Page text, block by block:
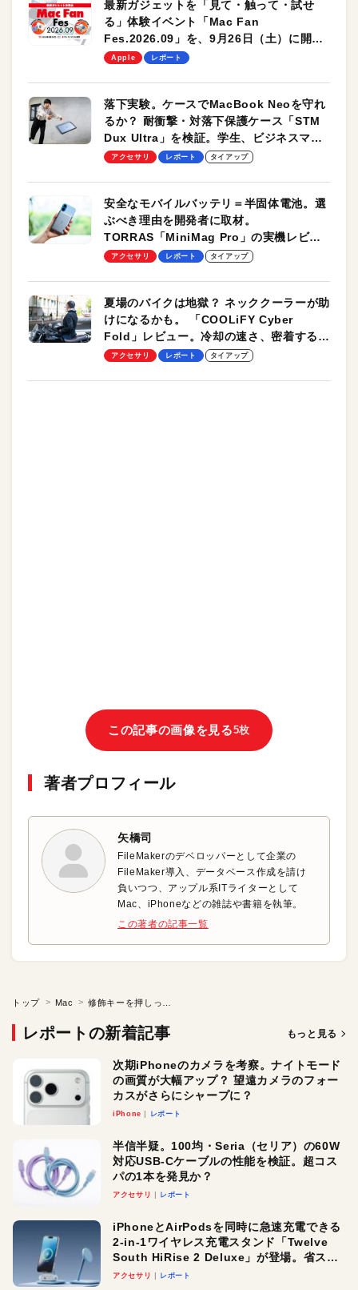
最新ガジェットを「見て・触って・試せ
る」体験イベント「Mac Fan
Fes.2026.09」を、9月26日（土）に開催
します！
Apple レポート
落下実験。ケースでMacBook Neoを守れ
るか？ 耐衝撃・対落下保護ケース「STM
Dux Ultra」を検証。学生、ビジネスマン
のモバイルユースに最適！
アクセサリ レポート タイアップ
安全なモバイルバッテリ＝半固体電池。選
ぶべき理由を開発者に取材。
TORRAS「MiniMag Pro」の実機レビュ
ーも
アクセサリ レポート タイアップ
夏場のバイクは地獄？ ネッククーラーが助
けになるかも。 「COOLiFY Cyber
Fold」レビュー。冷却の速さ、密着する冷
却プレート、シンプルな操作性がグッド！
アクセサリ レポート タイアップ
この記事の画像を見る5枚
著者プロフィール
矢橋司
FileMakerのデベロッパーとして企業の
FileMaker導入、データベース作成を請け
負いつつ、アップル系ITライターとして
Mac、iPhoneなどの雑誌や書籍を執筆。
この著者の記事一覧
トップ Mac
レポートの新着記事 もっと見る
次期iPhoneのカメラを考察。ナイトモード
の画質が大幅アップ？ 望遠カメラのフォー
カスがさらにシャープに？
iPhone レポート
半信半疑。100均・Seria（セリア）の60W
対応USB-Cケーブルの性能を検証。超コス
パの1本を発見か？
アクセサリ レポート
iPhoneとAirPodsを同時に急速充電できる
2-in-1ワイヤレス充電スタンド「Twelve
South HiRise 2 Deluxe」が登場。省スペ
ースでおしゃれに充電したい人にオスス
アクセサリ レポート